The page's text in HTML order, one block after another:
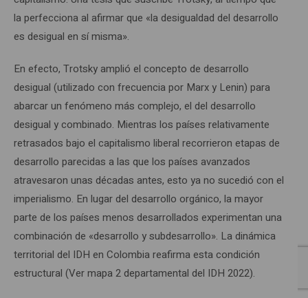
la perfecciona al afirmar que «la desigualdad del desarrollo
es desigual en sí misma».
En efecto, Trotsky amplió el concepto de desarrollo
desigual (utilizado con frecuencia por Marx y Lenin) para
abarcar un fenómeno más complejo, el del desarrollo
desigual y combinado. Mientras los países relativamente
retrasados bajo el capitalismo liberal recorrieron etapas de
desarrollo parecidas a las que los países avanzados
atravesaron unas décadas antes, esto ya no sucedió con el
imperialismo. En lugar del desarrollo orgánico, la mayor
parte de los países menos desarrollados experimentan una
combinación de «desarrollo y subdesarrollo». La dinámica
territorial del IDH en Colombia reafirma esta condición
estructural (Ver mapa 2 departamental del IDH 2022).